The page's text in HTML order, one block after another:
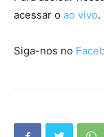
acessar o ao vivo.
Siga-nos no